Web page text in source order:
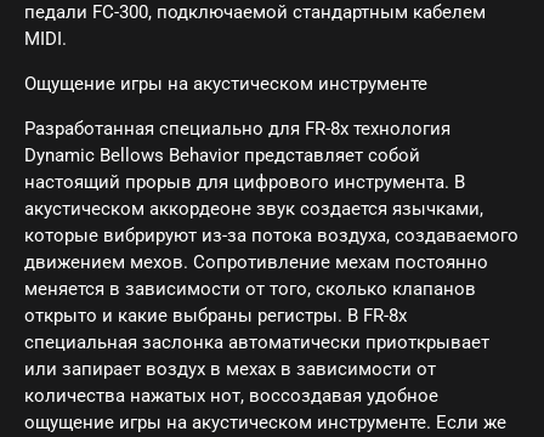
педали FC-300, подключаемой стандартным кабелем
MIDI.
Ощущение игры на акустическом инструменте
Разработанная специально для FR-8x технология
Dynamic Bellows Behavior представляет собой
настоящий прорыв для цифрового инструмента. В
акустическом аккордеоне звук создается язычками,
которые вибрируют из-за потока воздуха, создаваемого
движением мехов. Сопротивление мехам постоянно
меняется в зависимости от того, сколько клапанов
открыто и какие выбраны регистры. В FR-8x
специальная заслонка автоматически приоткрывает
или запирает воздух в мехах в зависимости от
количества нажатых нот, воссоздавая удобное
ощущение игры на акустическом инструменте. Если же